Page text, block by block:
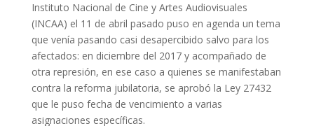
Instituto Nacional de Cine y Artes Audiovisuales
(INCAA) el 11 de abril pasado puso en agenda un tema
que venía pasando casi desapercibido salvo para los
afectados: en diciembre del 2017 y acompañado de
otra represión, en ese caso a quienes se manifestaban
contra la reforma jubilatoria, se aprobó la Ley 27432
que le puso fecha de vencimiento a varias
asignaciones específicas.